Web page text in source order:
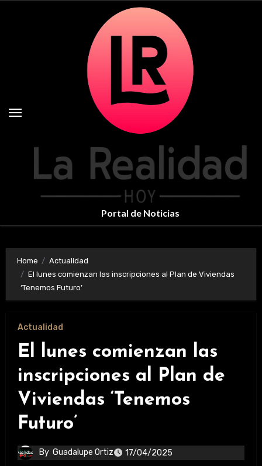
Portal de Noticias
Home
Actualidad
El lunes comienzan las inscripciones al Plan de Viviendas
‘Tenemos Futuro’
Actualidad
El lunes comienzan las
inscripciones al Plan de
Viviendas ‘Tenemos
Futuro’
By Guadalupe Ortiz 17/04/2025